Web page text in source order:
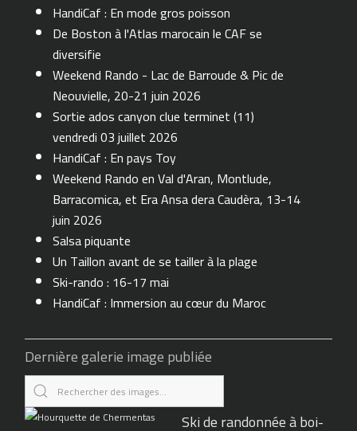
HandiCaf : En mode gros poisson
De Boston à l'Atlas marocain le CAF se
diversifie
Weekend Rando - Lac de Barroude & Pic de
Neouvielle, 20-21 juin 2026
Sortie ados canyon clue terminet (11)
vendredi 03 juillet 2026
HandiCaf : En pays Toy
Weekend Rando en Val d'Aran, Montlude,
Barracomica, et Era Ansa dera Caudèra, 13-14
juin 2026
Salsa piquante
Un Taillon avant de se tailler à la plage
Ski-rando : 16-17 mai
HandiCaf : Immersion au cœur du Maroc
Dernière galerie image publiée
Ski de randonnée à boi-